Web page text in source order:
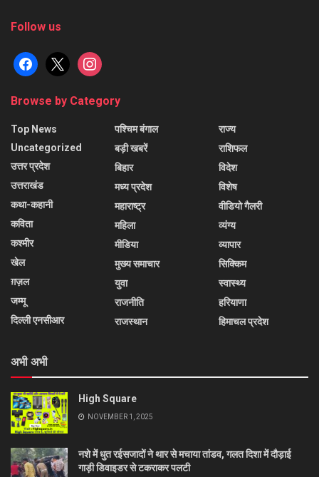
Follow us
facebook
x instagram
Browse by Category
Top News
Uncategorized
उत्तर प्रदेश
उत्तराखंड
कथा-कहानी
कविता
कश्मीर
खेल
ग़ज़ल
जम्मू
दिल्ली एनसीआर
पश्चिम बंगाल
बड़ी खबरें
बिहार
मध्य प्रदेश
महाराष्ट्र
महिला
मीडिया
मुख्य समाचार
युवा
राजनीति
राजस्थान
राज्य
राशिफल
विदेश
विशेष
वीडियो गैलरी
व्यंग्य
व्यापार
सिक्किम
स्वास्थ्य
हरियाणा
हिमाचल प्रदेश
अभी अभी
High Square
NOVEMBER 1, 2025
नशे में धुत रईसजादों ने थार से मचाया तांडव, गलत दिशा में दौड़ाई
गाड़ी डिवाइडर से टकराकर पलटी